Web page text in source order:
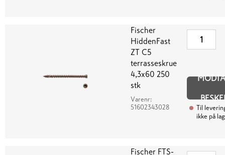
Fischer
HiddenFast
ZT C5
terrasseskrue
4,3x60 250
stk
Varenr:
51602343028
Til
ikke på
Fischer FTS-